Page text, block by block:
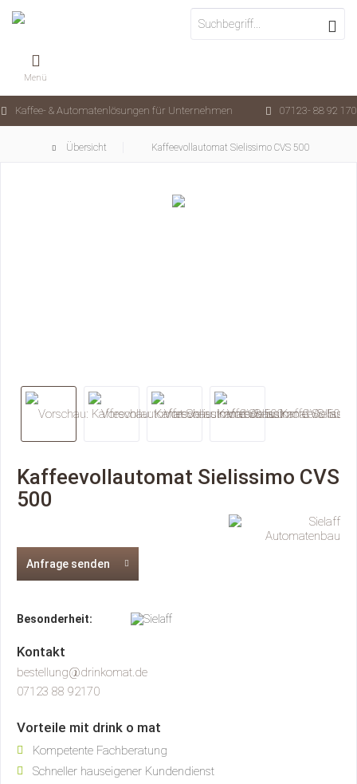
Kaffee- & Automatenlösungen für Unternehmen 07123- 88 92 170
Menü
Übersicht Kaffeevollautomat Sielissimo CVS 500
Kaffeevollautomat Sielissimo CVS
500
Anfrage senden
Besonderheit:
Kontakt
bestellung@drinkomat.de
07123 88 92170
Vorteile mit drink o mat
Kompetente Fachberatung
Schneller hauseigener Kundendienst